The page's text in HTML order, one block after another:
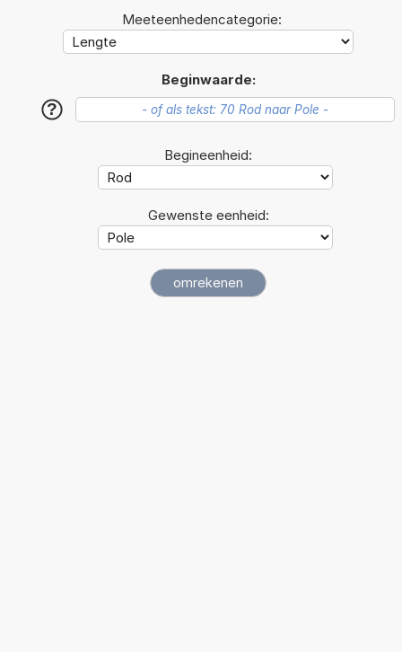
Meeteenhedencategorie:
Beginwaarde:
?
Begineenheid:
Gewenste eenheid: